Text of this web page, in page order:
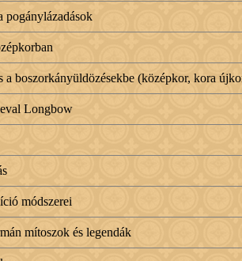
pogánylázadások
a boszorkányüldözésekbe (középkor, kora
Longbow
módszerei
mítoszok és legendák